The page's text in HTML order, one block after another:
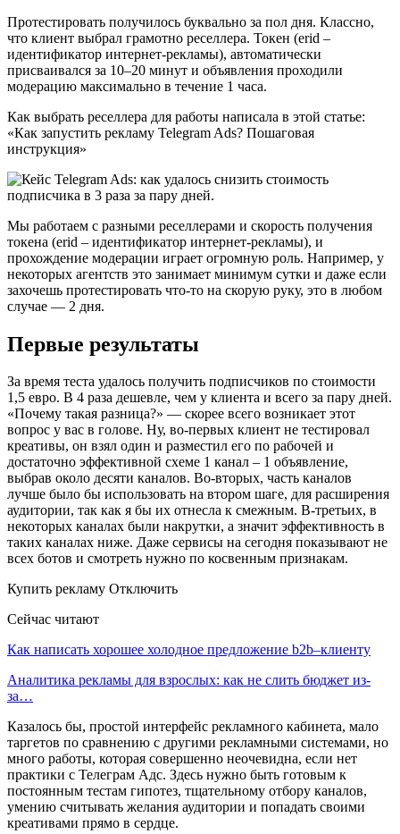
Протестировать получилось буквально за пол дня. Классно,
что клиент выбрал грамотно реселлера. Токен (erid –
идентификатор интернет-рекламы), автоматически
присваивался за 10–20 минут и объявления проходили
модерацию максимально в течение 1 часа.
Как выбрать реселлера для работы написала в этой статье:
«Как запустить рекламу Telegram Ads? Пошаговая
инструкция»
Мы работаем с разными реселлерами и скорость получения
токена (erid – идентификатор интернет-рекламы), и
прохождение модерации играет огромную роль. Например, у
некоторых агентств это занимает минимум сутки и даже если
захочешь протестировать что-то на скорую руку, это в любом
случае — 2 дня.
Первые результаты
За время теста удалось получить подписчиков по стоимости
1,5 евро. В 4 раза дешевле, чем у клиента и всего за пару дней.
«Почему такая разница?» — скорее всего возникает этот
вопрос у вас в голове. Ну, во-первых клиент не тестировал
креативы, он взял один и разместил его по рабочей и
достаточно эффективной схеме 1 канал – 1 объявление,
выбрав около десяти каналов. Во-вторых, часть каналов
лучше было бы использовать на втором шаге, для расширения
аудитории, так как я бы их отнесла к смежным. В-третьих, в
некоторых каналах были накрутки, а значит эффективность в
таких каналах ниже. Даже сервисы на сегодня показывают не
всех ботов и смотреть нужно по косвенным признакам.
Купить рекламу Отключить
Сейчас читают
Как написать хорошее холодное предложение b2b–клиенту
Аналитика рекламы для взрослых: как не слить бюджет из-
за…
Казалось бы, простой интерфейс рекламного кабинета, мало
таргетов по сравнению с другими рекламными системами, но
много работы, которая совершенно неочевидна, если нет
практики с Телеграм Адс. Здесь нужно быть готовым к
постоянным тестам гипотез, тщательному отбору каналов,
умению считывать желания аудитории и попадать своими
креативами прямо в сердце.